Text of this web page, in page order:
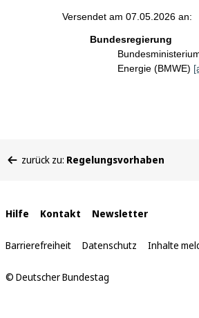
Versendet am 07.05.2026 an:
Bundesregierung
Energie (BMWE)
befinden
zurück zu: Regelungsvorhaben
Interne
Links
Hilfe Kontakt Newsletter
Barrierefreiheit Datenschutz Inhalte
© Deutscher Bundestag